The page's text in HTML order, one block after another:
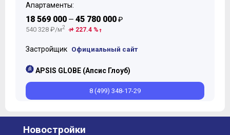
Апартаменты:
18 569 000 — 45 780 000₽
540 328 ₽/м2 + 227.4 %
Застройщик Официальный сайт
APSIS GLOBE (Апсис Глоуб)
8 (499) 348-17-29
Новостройки